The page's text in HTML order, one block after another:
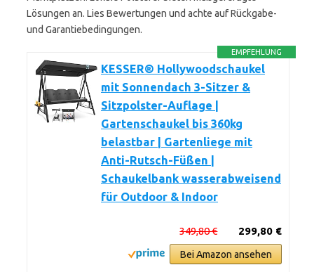
Lösungen an. Lies Bewertungen und achte auf Rückgabe-
und Garantiebedingungen.
EMPFEHLUNG
KESSER® Hollywoodschaukel
mit Sonnendach 3-Sitzer &
Sitzpolster-Auflage |
Gartenschaukel bis 360kg
belastbar | Gartenliege mit
Anti-Rutsch-Füßen |
Schaukelbank wasserabweisend
für Outdoor & Indoor
299,80 €
349,80 €
Bei Amazon ansehen